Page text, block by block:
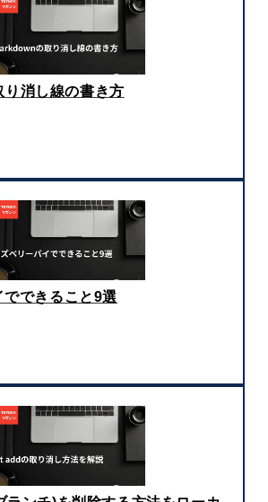
消し線の書き方
できること9選